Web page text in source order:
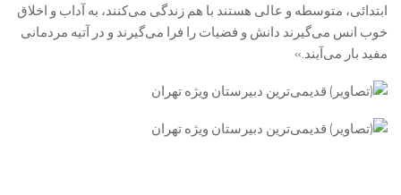
ابتدائی، متوسطه و عالی هستند با هم زندگی می‌کنند، به آداب و اخلاق
خوب انس می‌گیرند دانش و فضیات را فرا می‌گیرند و در آتیه مردمانی
مفید بار می‌آیند.»